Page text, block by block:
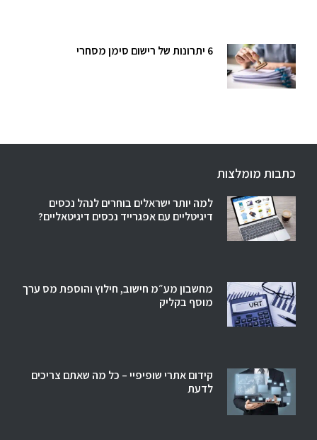
6 יתרונות של רישום סימן מסחרי
כתבות מומלצות
למה יותר ישראלים בוחרים לנהל נכסים
דיגיטליים עם אפגרייד נכסים דיגיטאליים?
מחשבון מע״מ חישוב, חילוץ והוספת מס ערך
מוסף בקליק
קידום אתרי שופיפיי – כל מה שאתם צריכים
לדעת